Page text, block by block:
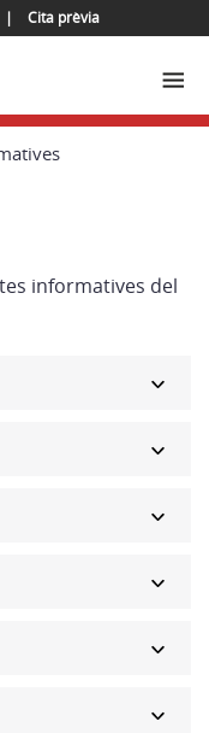
Cita prèvia
informatives del